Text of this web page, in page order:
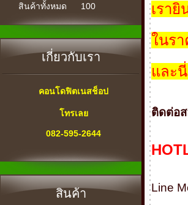
สินค้าทั้งหมด
100
เกี่ยวกับเรา
คอนโดฟิตเนสช็อป
โทรเลย
082-595-2644
" สายด่วน "
เครื่องออกกำลังกาย
ทุกคำถาม-ทุกปัญหา
สินค้า
เรา
ในร
และ
ติดต่อ
Line